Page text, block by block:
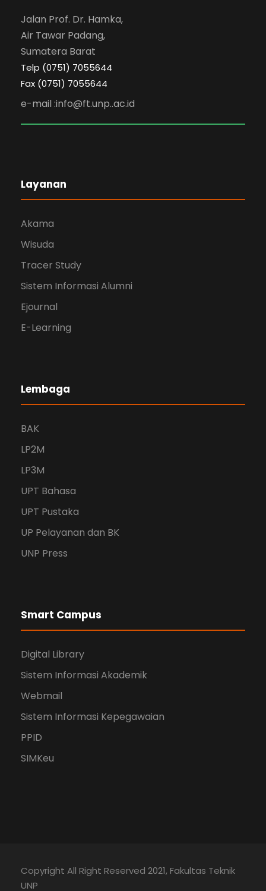
Jalan Prof. Dr. Hamka,
Air Tawar Padang,
Sumatera Barat
Telp (0751) 7055644
Fax (0751) 7055644
e-mail :info@ft.unp..ac.id
Layanan
Akama
Wisuda
Tracer Study
Sistem Informasi Alumni
Ejournal
E-Learning
Lembaga
BAK
LP2M
LP3M
UPT Bahasa
UPT Pustaka
UP Pelayanan dan BK
UNP Press
Smart Campus
Digital Library
Sistem Informasi Akademik
Webmail
Sistem Informasi Kepegawaian
PPID
SIMKeu
Copyright All Right Reserved 2021, Fakultas Teknik
UNP